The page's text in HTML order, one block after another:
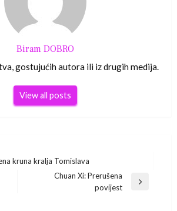
Biram DOBRO
gostujućih autora ili iz drugih medija.
View all posts
kruna kralja Tomislava
Chuan Xi: Prerušena
povijest